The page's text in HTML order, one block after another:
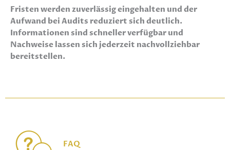
Fristen werden zuverlässig eingehalten und der
Aufwand bei Audits reduziert sich deutlich.
Informationen sind schneller verfügbar und
Nachweise lassen sich jederzeit nachvollziehbar
bereitstellen.
FAQ